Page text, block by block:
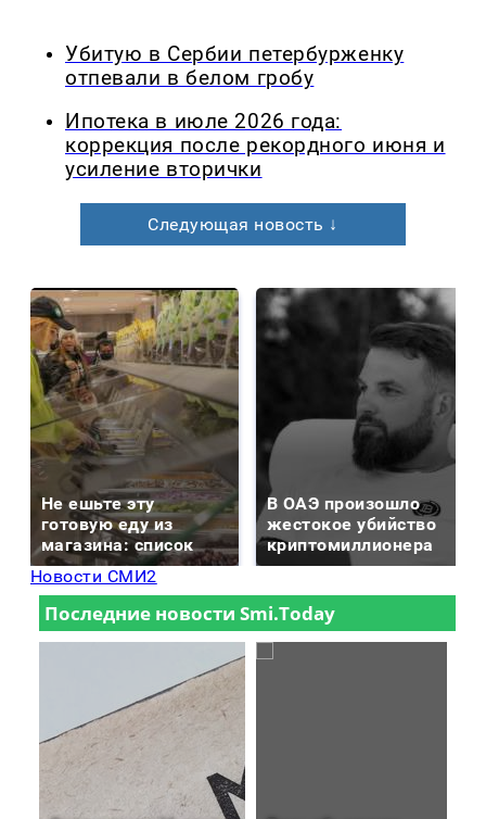
Убитую в Сербии петербурженку
отпевали в белом гробу
Ипотека в июле 2026 года:
коррекция после рекордного июня и
усиление вторички
Следующая новость ↓
Не ешьте эту
готовую еду из
магазина: список
В ОАЭ произошло
жестокое убийство
криптомиллионера
Новости СМИ2